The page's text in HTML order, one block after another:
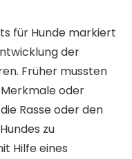
für Hunde markiert
der
Früher mussten
oder
Rasse oder den
zu
Hilfe eines